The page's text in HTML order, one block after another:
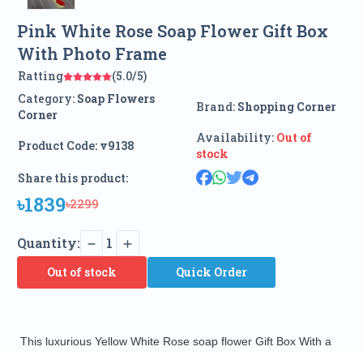
Pink White Rose Soap Flower Gift Box
With Photo Frame
Ratting
(5.0/5)
Category: Soap Flowers
Corner
Brand: Shopping Corner
Product Code: v9138
Availability: Out of
stock
Share this product:
৳1839৳2299
Quantity: 1
Out of stock Quick Order
This luxurious Yellow White Rose soap flower Gift Box With a